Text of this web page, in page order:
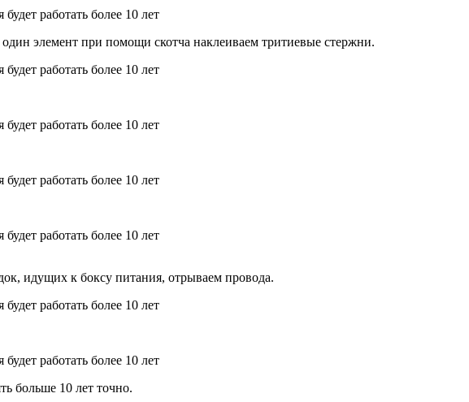
элемент при помощи скотча наклеиваем тритиевые стержни.
идущих к боксу питания, отрываем провода.
больше 10 лет точно.